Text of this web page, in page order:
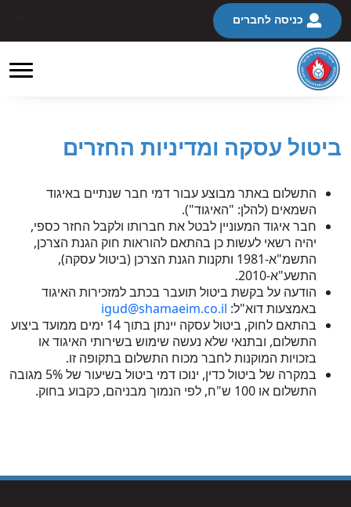
כניסה לחברים
ביטול עסקה ומדיניות החזרים
התשלום באתר מבוצע עבור דמי חבר שנתיים באיגוד
השמאים (להלן: "האיגוד").
חבר איגוד המעוניין לבטל את חברותו ולקבל החזר כספי,
יהיה רשאי לעשות כן בהתאם להוראות חוק הגנת הצרכן,
התשמ"א-1981 ותקנות הגנת הצרכן (ביטול עסקה),
התשע"א-2010.
הודעה על בקשת ביטול תועבר בכתב למזכירות האיגוד
באמצעות דוא"ל: igud@shamaeim.co.il
בהתאם לחוק, ביטול עסקה יינתן בתוך 14 ימים ממועד ביצוע
התשלום, ובתנאי שלא נעשה שימוש בשירותי האיגוד או
בזכויות המוקנות לחבר מכוח התשלום בתקופה זו.
במקרה של ביטול כדין, ינוכו דמי ביטול בשיעור של 5% מגובה
התשלום או 100 ש"ח, לפי הנמוך מבניהם, כקבוע בחוק.